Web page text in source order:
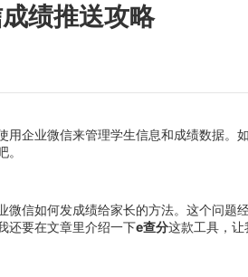
绩推送攻略
企业微信来管理学生信息和成绩数据。
信如何发成绩给家长的方法。这个问题
还要在文章里介绍一下e查分这款工具，